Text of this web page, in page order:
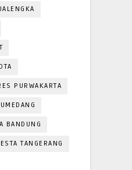
PURWAKARTA
BANDUNG
TANGERANG